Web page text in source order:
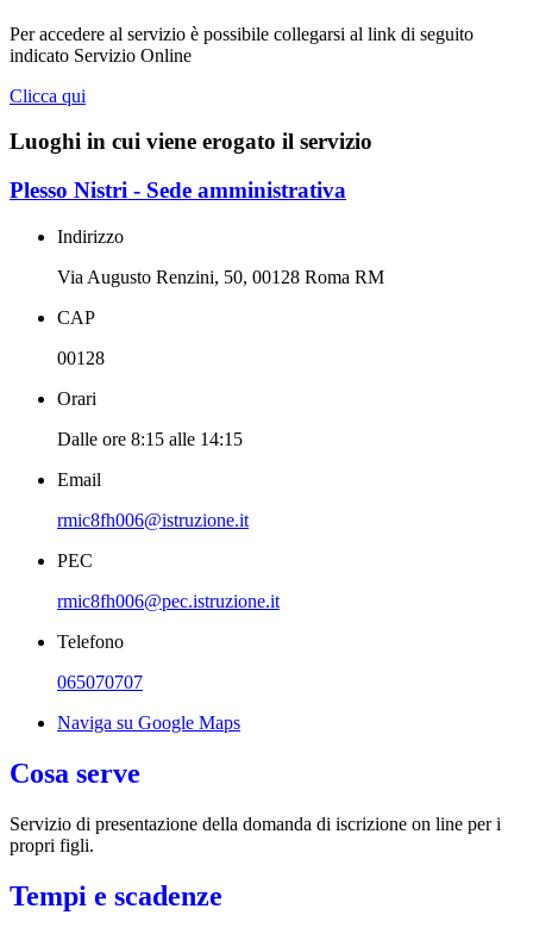
Per accedere al servizio è possibile collegarsi al link di seguito
indicato Servizio Online
Clicca qui
Luoghi in cui viene erogato il servizio
Plesso Nistri - Sede amministrativa
Indirizzo
Via Augusto Renzini, 50, 00128 Roma RM
CAP
00128
Orari
Dalle ore 8:15 alle 14:15
Email
rmic8fh006@istruzione.it
PEC
rmic8fh006@pec.istruzione.it
Telefono
065070707
Naviga su Google Maps
Cosa serve
Servizio di presentazione della domanda di iscrizione on line per i
propri figli.
Tempi e scadenze